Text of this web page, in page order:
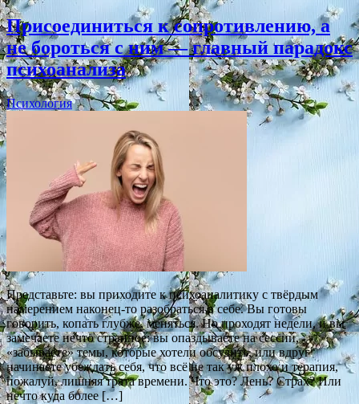
Присоединиться к сопротивлению, а
не бороться с ним — главный парадокс
психоанализа
Психология
Представьте: вы приходите к психоаналитику с твёрдым
намерением наконец-то разобраться в себе. Вы готовы
говорить, копать глубже, меняться. Но проходят недели, и вы
замечаете нечто странное: вы опаздываете на сессии,
«забываете» темы, которые хотели обсудить, или вдруг
начинаете убеждать себя, что всё не так уж плохо и терапия,
пожалуй, лишняя трата времени. Что это? Лень? Страх? Или
нечто куда более […]